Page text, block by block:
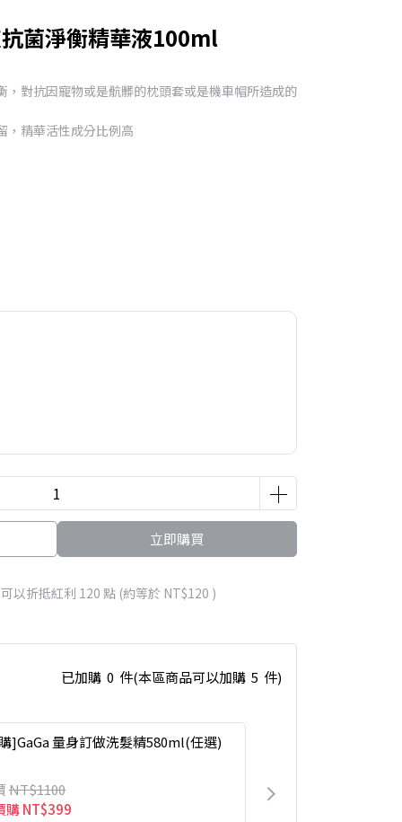
菌淨衡精華液100ml
，對抗因寵物或是骯髒的枕頭套或是機車帽所造成的
，精華活性成分比例高
立即購買
以折抵紅利 120 點 (約等於 NT$120 )
已加購 0 件(本區商品可以加購 5 件)
]GaGa 量身訂做洗髮精580ml(任選)
NT$1100
購NT$399